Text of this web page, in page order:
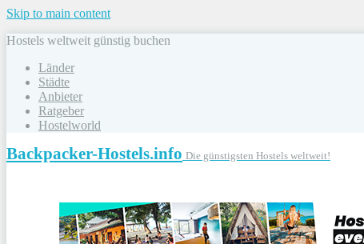
Skip to main content
Hostels weltweit günstig buchen
Länder
Städte
Anbieter
Ratgeber
Hostelworld
Backpacker-Hostels.info Die günstigsten Hostels weltweit!